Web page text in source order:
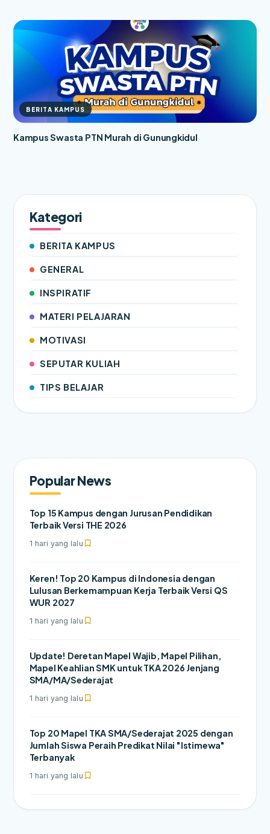
BERITA KAMPUS
Kampus Swasta PTN Murah di Gunungkidul
Kategori
BERITA KAMPUS
GENERAL
INSPIRATIF
MATERI PELAJARAN
MOTIVASI
SEPUTAR KULIAH
TIPS BELAJAR
Popular News
Top 15 Kampus dengan Jurusan Pendidikan
Terbaik Versi THE 2026
1 hari yang lalu
Keren! Top 20 Kampus di Indonesia dengan
Lulusan Berkemampuan Kerja Terbaik Versi QS
WUR 2027
1 hari yang lalu
Update! Deretan Mapel Wajib, Mapel Pilihan,
Mapel Keahlian SMK untuk TKA 2026 Jenjang
SMA/MA/Sederajat
1 hari yang lalu
Top 20 Mapel TKA SMA/Sederajat 2025 dengan
Jumlah Siswa Peraih Predikat Nilai "Istimewa"
Terbanyak
1 hari yang lalu